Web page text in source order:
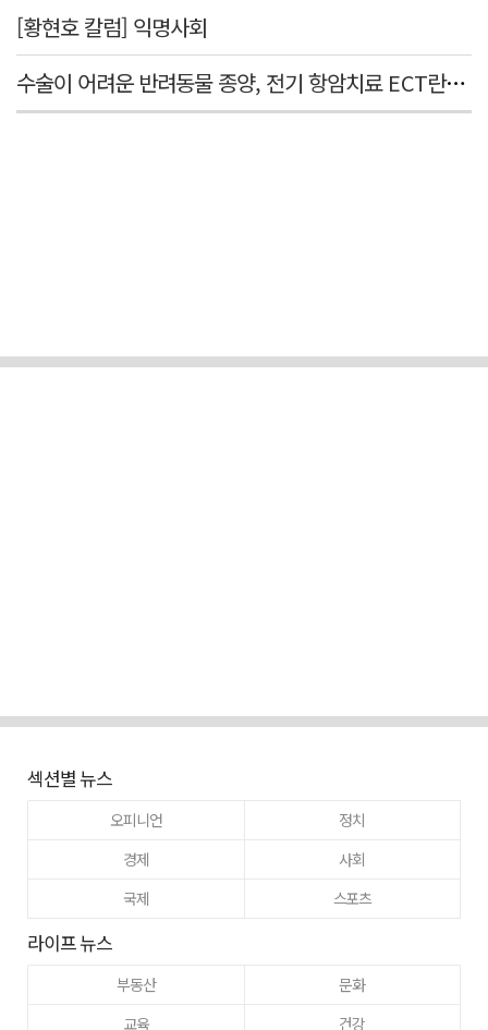
[황현호 칼럼] 익명사회
수술이 어려운 반려동물 종양, 전기 항암치료 ECT란? [반려동물 건강톡톡]
섹션별 뉴스
오피니언
정치
경제
사회
국제
스포츠
라이프 뉴스
부동산
문화
교육
건강